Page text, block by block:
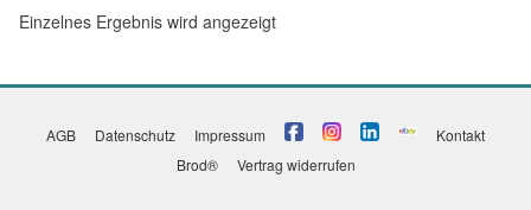
Einzelnes Ergebnis wird angezeigt
AGB Datenschutz Impressum
Kontakt
Brod®
Vertrag widerrufen